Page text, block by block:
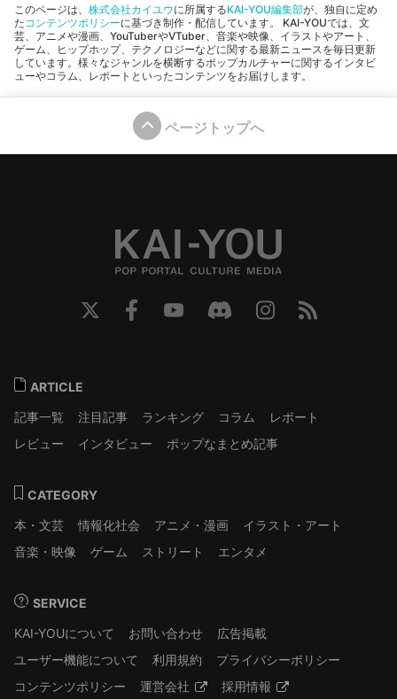
このページは、 株式会社カイユウに所属するKAI-YOU編集部が、独自に定め
たコンテンツポリシーに基づき制作・配信しています。 KAI-YOUでは、文
芸、アニメや漫画、YouTuberやVTuber、音楽や映像、イラストやアート、
ゲーム、ヒップホップ、テクノロジーなどに関する最新ニュースを毎日更新
しています。様々なジャンルを横断するポップカルチャーに関するインタビ
ューやコラム、レポートといったコンテンツをお届けします。
ページトップへ
ARTICLE
記事一覧
注目記事 ランキング コラム
レポート
レビュー
インタビュー ポップなまとめ記事
CATEGORY
本・文芸
情報化社会 アニメ・漫画
イラスト・アート
音楽・映像
ゲーム ストリート エンタメ
SERVICE
KAI-YOUについて
お問い合わせ
広告掲載
ユーザー機能について
利用規約
プライバシーポリシー
コンテンツポリシー
運営会社 採用情報